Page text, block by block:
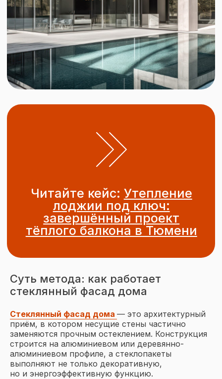
Суть метода: как работает
стеклянный фасад дома
Стеклянный фасад дома — это архитектурный
приём, в котором несущие стены частично
заменяются прочным остеклением. Конструкция
строится на алюминиевом или деревянно-
алюминиевом профиле, а стеклопакеты
выполняют не только декоративную,
но и энергоэффективную функцию.
на наш Telegram
Подписаться